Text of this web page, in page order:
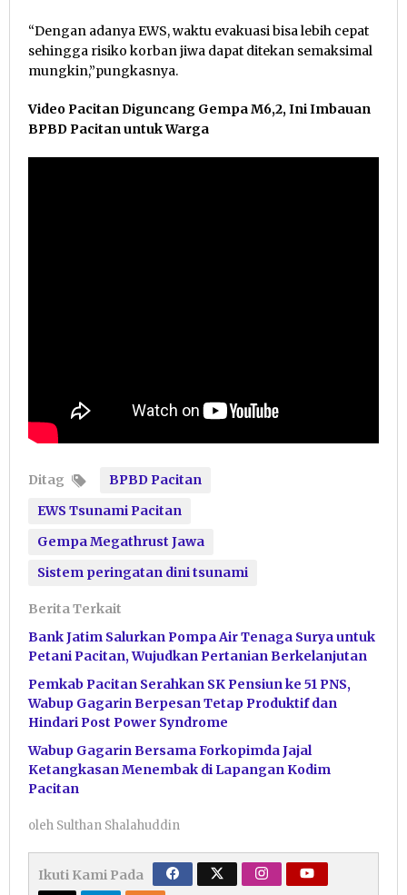
“Dengan adanya EWS, waktu evakuasi bisa lebih cepat
sehingga risiko korban jiwa dapat ditekan semaksimal
mungkin,”pungkasnya.
Video Pacitan Diguncang Gempa M6,2, Ini Imbauan
BPBD Pacitan untuk Warga
Ditag
BPBD Pacitan
EWS Tsunami Pacitan
Gempa Megathrust Jawa
Sistem peringatan dini tsunami
Berita Terkait
Bank Jatim Salurkan Pompa Air Tenaga Surya untuk
Petani Pacitan, Wujudkan Pertanian Berkelanjutan
Pemkab Pacitan Serahkan SK Pensiun ke 51 PNS,
Wabup Gagarin Berpesan Tetap Produktif dan
Hindari Post Power Syndrome
Wabup Gagarin Bersama Forkopimda Jajal
Ketangkasan Menembak di Lapangan Kodim
Pacitan
oleh Sulthan Shalahuddin
Ikuti Kami Pada